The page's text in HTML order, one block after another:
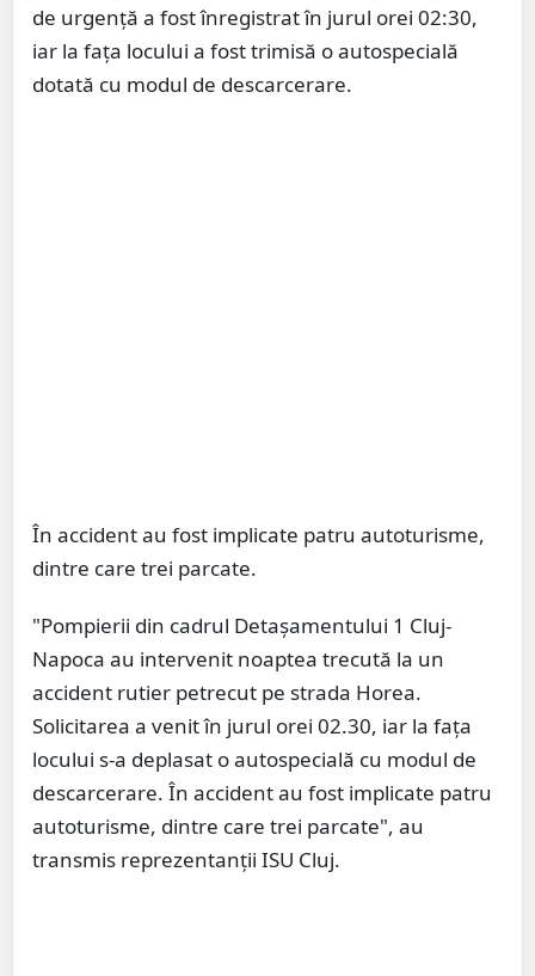
de urgență a fost înregistrat în jurul orei 02:30,
iar la fața locului a fost trimisă o autospecială
dotată cu modul de descarcerare.
În accident au fost implicate patru autoturisme,
dintre care trei parcate.
"Pompierii din cadrul Detașamentului 1 Cluj-
Napoca au intervenit noaptea trecută la un
accident rutier petrecut pe strada Horea.
Solicitarea a venit în jurul orei 02.30, iar la fața
locului s-a deplasat o autospecială cu modul de
descarcerare. În accident au fost implicate patru
autoturisme, dintre care trei parcate", au
transmis reprezentanţii ISU Cluj.